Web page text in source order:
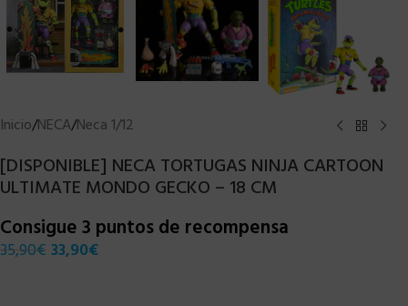
Inicio/NECA/Neca 1/12
[DISPONIBLE] NECA TORTUGAS NINJA CARTOON
ULTIMATE MONDO GECKO – 18 CM
Consigue 3 puntos de recompensa
35,90€ 33,90€